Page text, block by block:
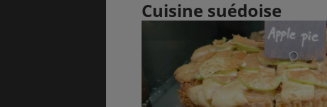
Cuisine suédoise